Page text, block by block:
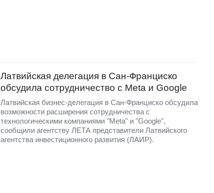
Латвийская делегация в Сан-Франциско
обсудила сотрудничество с Meta и Google
Латвийская бизнес-делегация в Сан-Франциско обсудила
возможности расширения сотрудничества с
технологическими компаниями "Meta" и "Google",
сообщили агентству ЛЕТА представители Латвийского
агентства инвестиционного развития (ЛАИР).